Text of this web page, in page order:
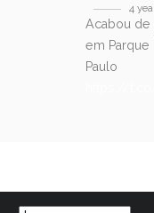
4
Acabou de
em Parque
Paulo